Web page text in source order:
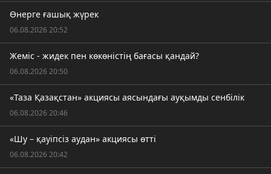
Өнерге ғашық жүрек
06.08.2026 20:52
Жеміс - жидек пен көкөністің бағасы қандай?
06.08.2026 20:50
«Таза Қазақстан» акциясы аясындағы ауқымды сенбілік
06.08.2026 20:46
«Шу – қауіпсіз аудан» акциясы өтті
06.08.2026 20:42